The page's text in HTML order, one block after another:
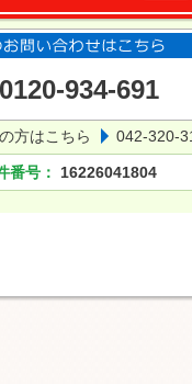
0120-934-691
方はこちら 042-320-
番号： 16226041804